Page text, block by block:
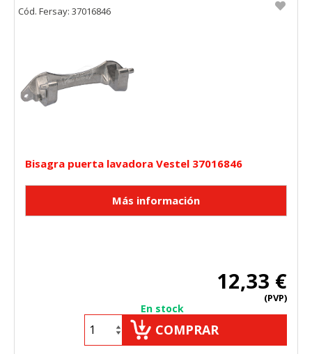
Bisagra puerta lavadora Vestel 37016846
12,33 €
(PVP)
En stock
COMPRAR
Cód. Fersay: 37016846